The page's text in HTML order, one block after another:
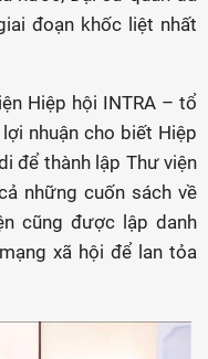
đoạn khốc liệt nhất
Hiệp hội INTRA – tổ
nhuận cho biết Hiệp
để thành lập Thư viện
những cuốn sách về
cũng được lập danh
xã hội để lan tỏa